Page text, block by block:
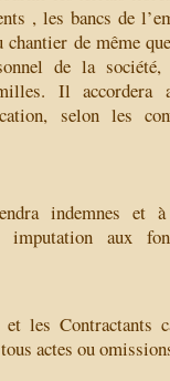
, les bancs de
de même
de la
Il accordera
selon les
indemnes et
imputation aux
les Contractants
actes ou